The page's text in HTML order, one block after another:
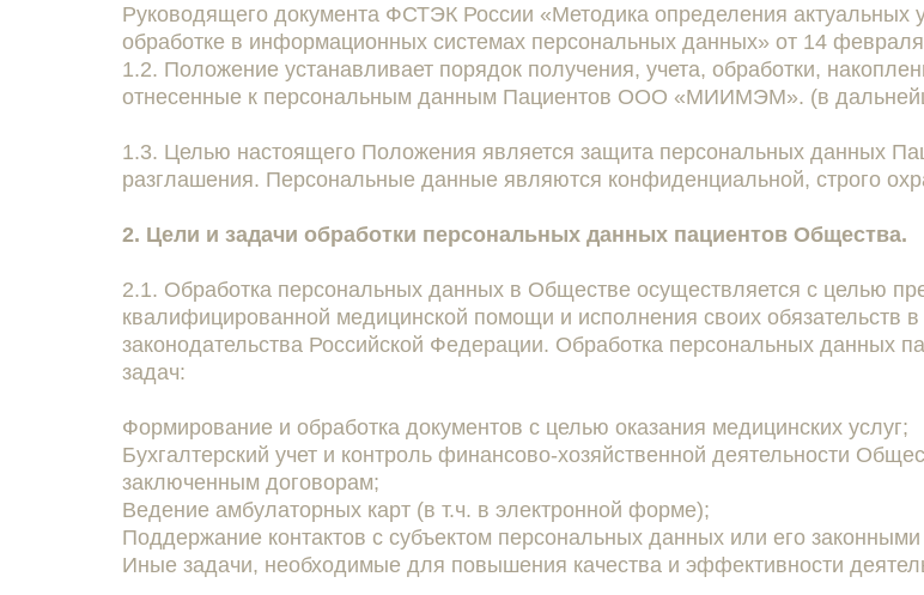
Руководящего документа ФСТЭК России «Методика определения актуальных
обработке в информационных системах персональных данных» от 14 февраля
1.2. Положение устанавливает порядок получения, учета, обработки,
отнесенные к персональным данным Пациентов ООО «МИИМЭМ». (в
1.3. Целью настоящего Положения является защита персональных данных
разглашения. Персональные данные являются конфиденциальной, строго
2. Цели и задачи обработки персональных данных пациентов Общества.
2.1. Обработка персональных данных в Обществе осуществляется с целью
квалифицированной медицинской помощи и исполнения своих обязательств
законодательства Российской Федерации. Обработка персональных данных
задач:
Формирование и обработка документов с целью оказания медицинских услуг;
Бухгалтерский учет и контроль финансово-хозяйственной деятельности
заключенным договорам;
Ведение амбулаторных карт (в т.ч. в электронной форме);
Поддержание контактов с субъектом персональных данных или его
Иные задачи, необходимые для повышения качества и эффективности